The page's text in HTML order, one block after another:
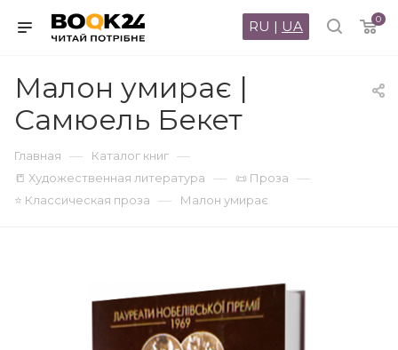
0
RU | UA
Малон умирає |
Самюель Бекет
Главная — Каталог книг —
📒 Художественная литература — 📜 Проза —
⭐ Классическая проза — Малон умирає